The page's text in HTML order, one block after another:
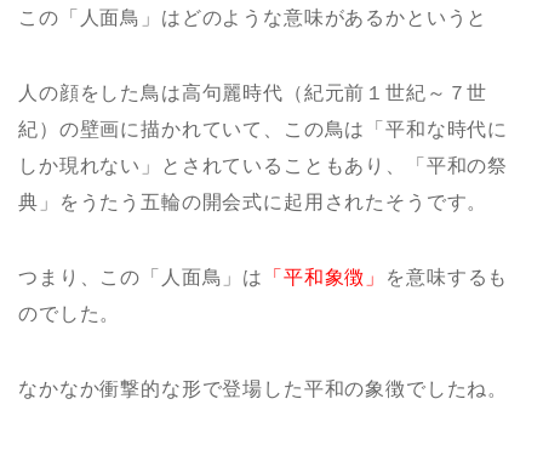
この「人面鳥」はどのような意味があるかというと
人の顔をした鳥は高句麗時代（紀元前１世紀～７世
紀）の壁画に描かれていて、この鳥は「平和な時代に
しか現れない」とされていることもあり、「平和の祭
典」をうたう五輪の開会式に起用されたそうです。
つまり、この「人面鳥」は 「平和象徴」
を意味するも
のでした。
なかなか衝撃的な形で登場した平和の象徴でしたね。